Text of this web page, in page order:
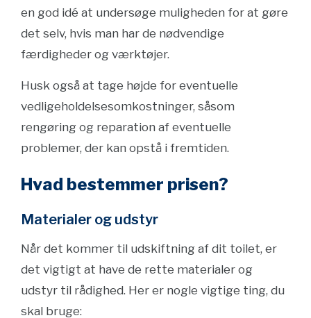
en god idé at undersøge muligheden for at gøre
det selv, hvis man har de nødvendige
færdigheder og værktøjer.
Husk også at tage højde for eventuelle
vedligeholdelsesomkostninger, såsom
rengøring og reparation af eventuelle
problemer, der kan opstå i fremtiden.
Hvad bestemmer prisen?
Materialer og udstyr
Når det kommer til udskiftning af dit toilet, er
det vigtigt at have de rette materialer og
udstyr til rådighed. Her er nogle vigtige ting, du
skal bruge: